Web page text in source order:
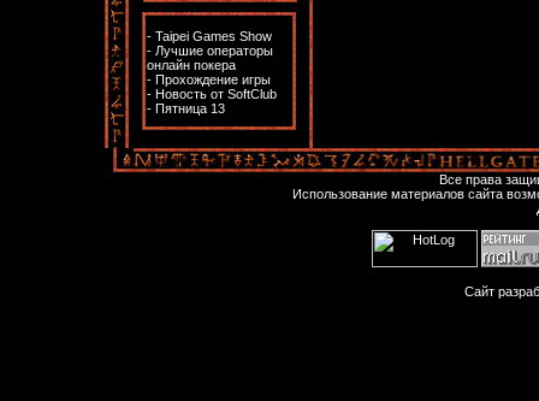
- Taipei Games Show
- Лучшие операторы
онлайн покера
- Прохождение игры
- Новость от SoftClub
- Пятница 13
Все права
Использование материалов сайта
Сайт